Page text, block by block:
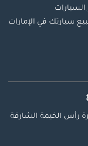
السيارات
سيارتك في الإمارات
رأس الخيمة الشارقة